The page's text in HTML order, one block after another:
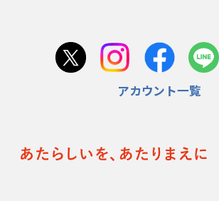
アカウント一覧